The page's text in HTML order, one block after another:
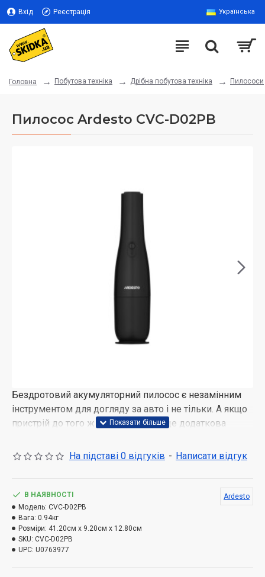
Вхід Реєстрація Українська
Головна Побутова техніка Дрібна побутова техніка Пилососи
Пилосос Ardesto CVC-D02PB
Бездротовий акумуляторний пилосос є незамінним
інструментом для догляду за авто і не тільки. А якщо
пристрій до того ж і компактний – це додаткова
правильного зберігання в комплекті постачання є
На підставі 0 відгуків - Написати відгук
В НАЯВНОСТІ
Модель: CVC-D02PB
Вага: 0.94кг
Розміри: 41.20см x 9.20см x 12.80см
SKU: CVC-D02PB
UPC: U0763977
Ardesto